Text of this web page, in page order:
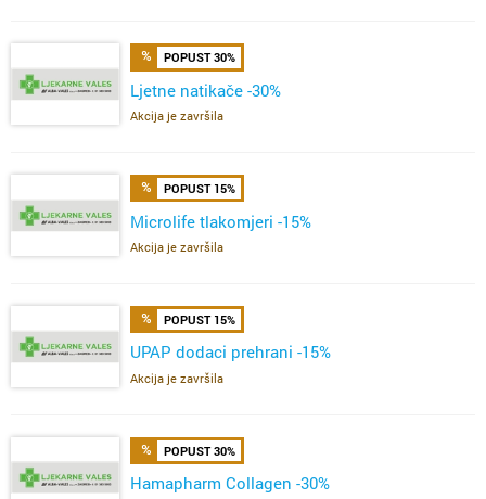
POPUST 30%
Ljetne natikače -30%
Akcija je završila
POPUST 15%
Microlife tlakomjeri -15%
Akcija je završila
POPUST 15%
UPAP dodaci prehrani -15%
Akcija je završila
POPUST 30%
Hamapharm Collagen -30%